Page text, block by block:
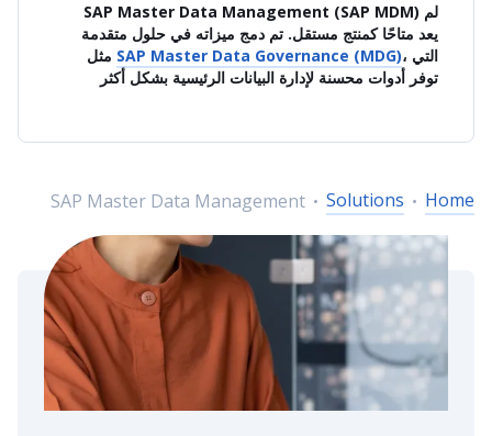
SAP Master Data Management (SAP MDM) لم
يعد متاحًا كمنتج مستقل. تم دمج ميزاته في حلول متقدمة
SAP Master Data Governance (MDG)، التي
توفر أدوات محسنة لإدارة البيانات الرئيسية بشكل أكثر
Home
Solutions
SAP Master Data Management